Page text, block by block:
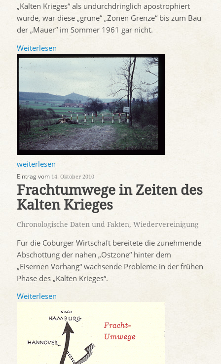
„Kalten Krieges“ als undurchdringlich apostrophiert
wurde, war diese „grüne“ „Zonen Grenze“ bis zum Bau
der „Mauer“ im Sommer 1961 gar nicht.
Weiterlesen
weiterlesen
Eintrag vom 14. Oktober 2010
Frachtumwege in Zeiten des
Kalten Krieges
Chronologische Daten und Fakten, Wiedervereinigung
Für die Coburger Wirtschaft bereitete die zunehmende
Abschottung der nahen „Ostzone“ hinter dem
„Eisernen Vorhang“ wachsende Probleme in der frühen
Phase des „Kalten Krieges“.
Weiterlesen